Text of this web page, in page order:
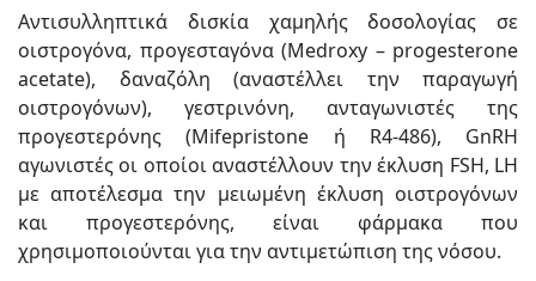
Αντισυλληπτικά δισκία χαμηλής δοσολογίας σε
οιστρογόνα, προγεσταγόνα (Medroxy – progesterone
acetate), δαναζόλη (αναστέλλει την παραγωγή
οιστρογόνων), γεστρινόνη, ανταγωνιστές της
προγεστερόνης (Mifepristone ή R4-486), GnRH
αγωνιστές οι οποίοι αναστέλλουν την έκλυση FSH, LH
με αποτέλεσμα την μειωμένη έκλυση οιστρογόνων
και προγεστερόνης, είναι φάρμακα που
χρησιμοποιούνται για την αντιμετώπιση της νόσου.